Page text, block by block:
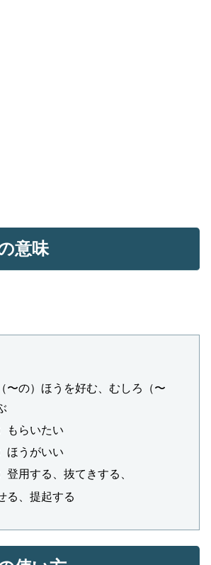
意味
〜の）ほうを好む、むしろ（〜
もらいたい
ほうがいい
登用する、抜てきする、
る、提起する